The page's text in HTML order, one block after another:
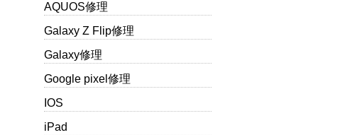
AQUOS修理
Galaxy Z Flip修理
Galaxy修理
Google pixel修理
IOS
iPad